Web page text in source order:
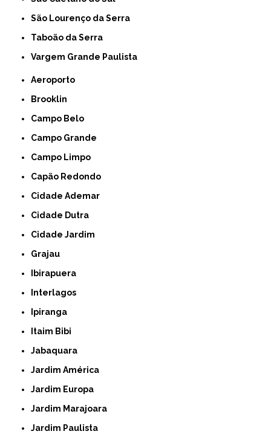
São Lourenço da Serra
Taboão da Serra
Vargem Grande Paulista
Aeroporto
Brooklin
Campo Belo
Campo Grande
Campo Limpo
Capão Redondo
Cidade Ademar
Cidade Dutra
Cidade Jardim
Grajau
Ibirapuera
Interlagos
Ipiranga
Itaim Bibi
Jabaquara
Jardim América
Jardim Europa
Jardim Marajoara
Jardim Paulista